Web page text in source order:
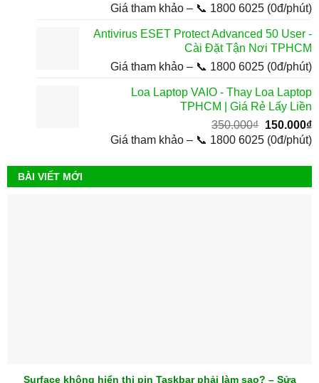
gốc
450.000₫.
Giá tham khảo – 📞 1800 6025 (0đ/phút)
Antivirus ESET Protect Advanced 50 User -
Cài Đặt Tận Nơi TPHCM
Giá tham khảo – 📞 1800 6025 (0đ/phút)
Loa Laptop VAIO - Thay Loa Laptop
TPHCM | Giá Rẻ Lấy Liền
350.000₫ Giá
gốc
350.000₫.
150.000₫
Giá tham khảo – 📞 1800 6025 (0đ/phút)
BÀI VIẾT MỚI
Surface không hiển thị pin Taskbar phải làm sao? – Sửa